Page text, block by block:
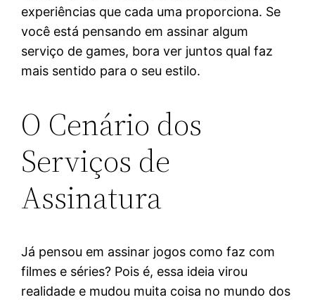
experiências que cada uma proporciona. Se
você está pensando em assinar algum
serviço de games, bora ver juntos qual faz
mais sentido para o seu estilo.
O Cenário dos
Serviços de
Assinatura
Já pensou em assinar jogos como faz com
filmes e séries? Pois é, essa ideia virou
realidade e mudou muita coisa no mundo dos